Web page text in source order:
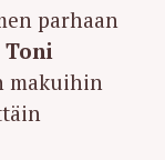
parhaan
Toni
makuihin